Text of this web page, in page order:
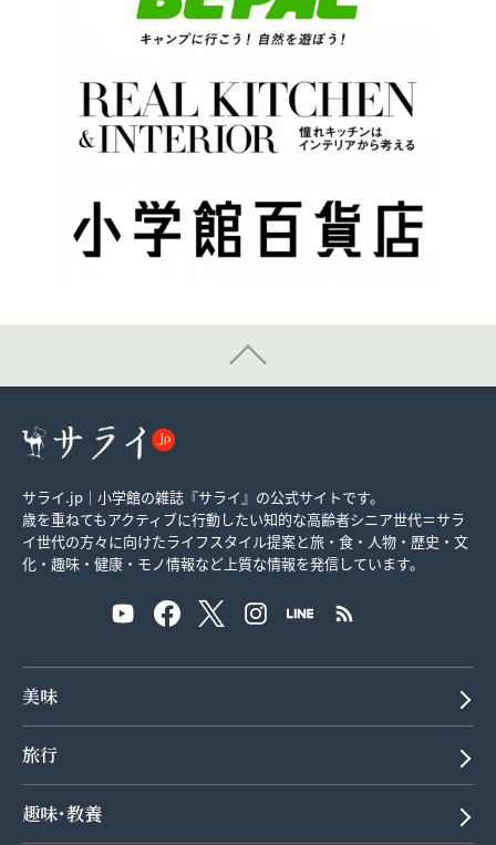
サライ.jp｜小学館の雑誌『サライ』の公式サイトです。
歳を重ねてもアクティブに行動したい知的な高齢者シニア世代＝サラ
イ世代の方々に向けたライフスタイル提案と旅・食・人物・歴史・文
化・趣味・健康・モノ情報など上質な情報を発信しています。
美味
旅行
趣味･教養